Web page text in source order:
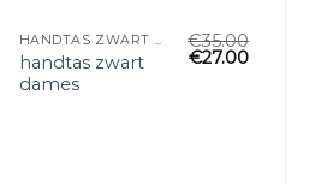
HANDTAS ZWART DAMES
handtas zwart
dames
€35.00
€27.00